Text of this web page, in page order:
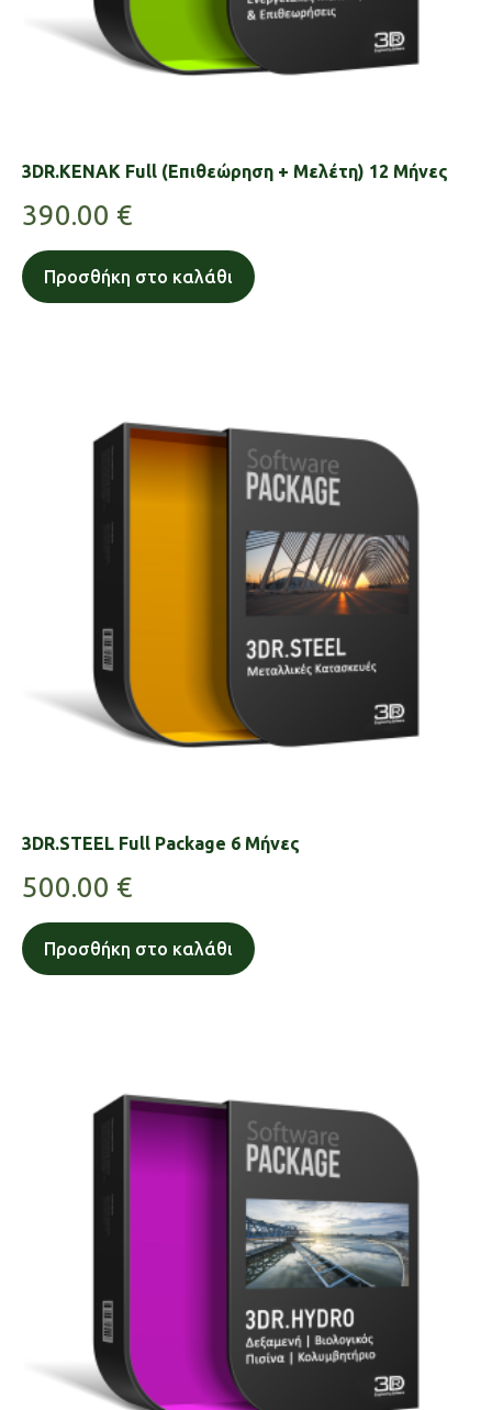
3DR.KENAK Full (Επιθεώρηση + Μελέτη) 12 Μήνες
390.00 €
Προσθήκη στο καλάθι
3DR.STEEL Full Package 6 Μήνες
500.00 €
Προσθήκη στο καλάθι